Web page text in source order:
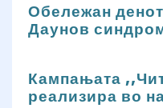
Обележан
Даунов
Кампањата
реализира во